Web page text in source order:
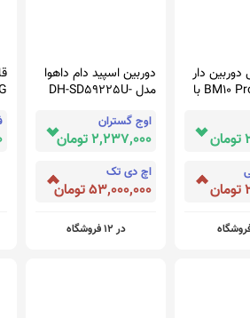
دوربین دار
نوکیا مدل BM10 Pro با
دوربین اسپید دام داهوا
مدل DH-SD59225U-
اوج گستران
2,237,000 تومان
اچ دی تک
53,000,000 تومان
در 12 فروشگاه